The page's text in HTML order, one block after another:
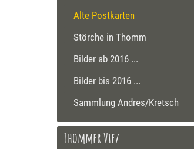
Alte Postkarten
Störche in Thomm
Bilder ab 2016 ...
Bilder bis 2016 ...
Sammlung Andres/Kretsch
Thommer Viez